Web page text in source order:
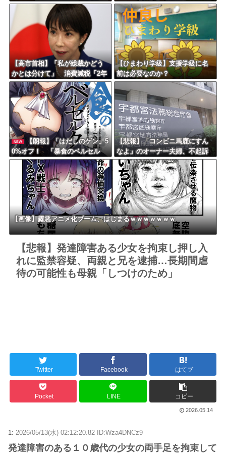
ｗｗｗｗｗ
論ｗｗｗｗｗｗｗｗｗ
【高市首相】「私が総裁かどう
かとは分けて」 消費減税「2年
後に私の責任で戻す」発言を説
明
【ひまわり学級】支援学級に名
前は必要なのか？
NEW
【朗報】「はだしのゲン」5
0%オフ！ 「暴食のベルセル
ク」14巻無料ｗｗｗｗｗｗ
【悲報】「コンビニ馬鹿にすん
なよ」のオーナー夫婦、不起訴
ｗｗｗｗｗｗｗｗ
【画像】露悪アニメ化ブーム、はじまるｗｗｗｗｗｗｗ
【悲報】発達障害ある少女を拘束し押し入
れに監禁容疑、両親と兄を逮捕…長期間虐
待の可能性も母親「しつけのため」
Twitter Facebook はてブ
Pocket LINE コピー
2026.05.14
1: 2026/05/13(水) 02:12:20.82 ID:Wza4DNCz9
発達障害のある１０歳代の少女の両手足を拘束して